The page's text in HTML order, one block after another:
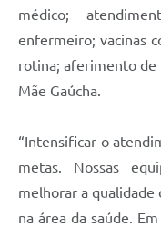
médico;
enfermeiro; vacinas
rotina; aferimento de
Mãe Gaúcha.
“Intensificar o
metas. Nossas
melhorar a
na área da saúde.